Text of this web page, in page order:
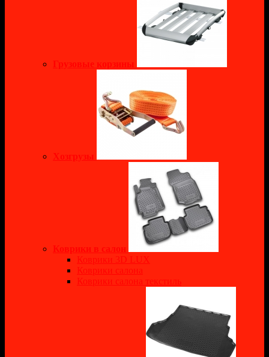
Грузовые корзины
Хозгрузы
Коврики в салон
Коврики 3D LUX
Коврики салона
Коврики салона текстиль